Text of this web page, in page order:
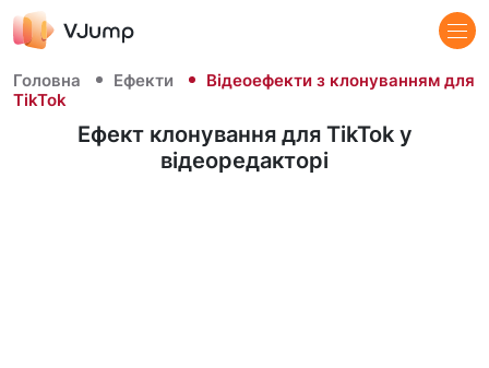
Головна Ефекти
Відеоефекти з клонуванням для
TikTok
Ефект клонування для TikTok у
відеоредакторі